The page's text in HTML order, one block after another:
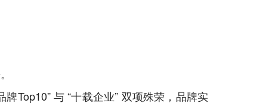
Top10” 与 “十载企业” 双项殊荣，品牌实